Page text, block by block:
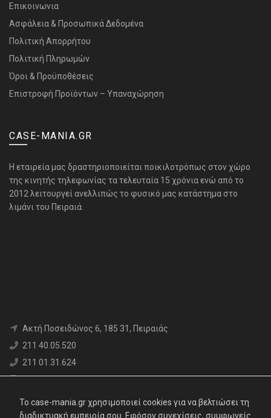
Επικοινωνια
Ασφάλεια & Προσωπικά Δεδομένα
Πολιτική Απορρήτου
Πολιτική Πληρωμών
Όροι & Προϋποθέσεις
Επιστροφή Προϊόντων – Υπαναχώρηση
CASE-MANIA.GR
H εταιρεία μας δραστηριοποιείται ποικιλοτρόπως στον χώρο
της κινητής τηλεφωνίας τα τελευταία 15 χρόνια ενώ από το
2012 λειτουργεί ανελλιπώς το φυσικό μας κατάστημα στο
λιμάνι του Πειραιά.
Aκτή Ποσειδώνος 6, 185 31, Πειραιάς
211 40.05.520
211 01.31.624
6980 71.17.12
info@case-mania.gr
Α.Φ.Μ. : 800376552 | Αρ. ΓΕΜΗ: 119062907000
To case-mania.gr χρησιμοποιεί cookies για να βελτιώσει τη
διαδικτυακή εμπειρία σου. Εφόσον συνεχίσεις, συμφωνείς